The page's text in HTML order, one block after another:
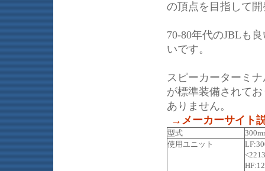
の頂点を目指して
70-80年代のJBLも
いです。
スピーカーターミ
が標準装備されて
ありません。
→メーカーサイト
型式
使用ユニット